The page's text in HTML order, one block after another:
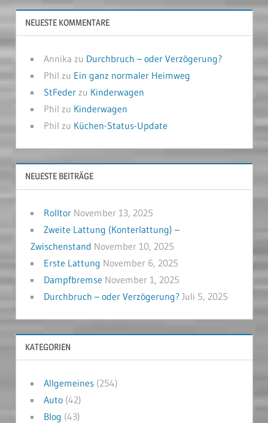
NEUESTE KOMMENTARE
Annika zu Durchbruch – oder Verzögerung?
Phil zu Ein ganz normaler Heimweg
StFederzu Kinderwagen
Phil zu Kinderwagen
Phil zu Küchen-Status-Update
NEUESTE BEITRÄGE
Rolltor November 13, 2025
Zweite Lattung (Konterlattung) –
Zwischenstand November 10, 2025
Erste Lattung November 6, 2025
Dampfbremse November 1, 2025
Durchbruch – oder Verzögerung? Juli 5, 2025
KATEGORIEN
Allgemeines(254)
Auto(42)
Blog (43)